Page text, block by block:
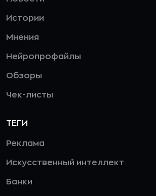
Истории
Мнения
Нейропрофайлы
Обзоры
Чек-листы
ТЕГИ
Реклама
Искусственный интеллект
Банки